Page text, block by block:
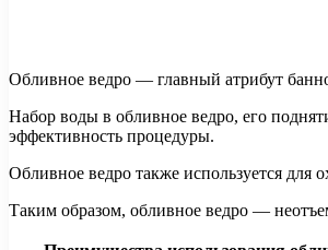
Обливное ведро — главный атрибут
Набор воды в обливное ведро, его
эффективность процедуры.
Обливное ведро также используется для
Таким образом, обливное ведро —